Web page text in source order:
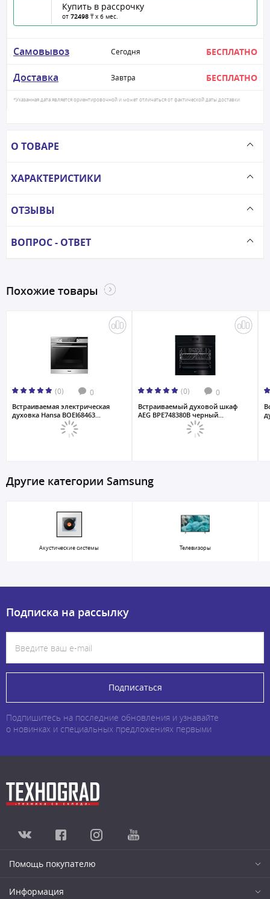
Купить в рассрочку
от 72498 ₸ x 6 мес.
Самовывоз Сегодня БЕСПЛАТНО
Доставка Завтра БЕСПЛАТНО
*Указанная дата является ориентировочной и может отличаться от фактической даты доставки
О ТОВАРЕ
ХАРАКТЕРИСТИКИ
ОТЗЫВЫ
ВОПРОС - ОТВЕТ
Похожие товары
(0) 0
Встраиваемая электрическая
духовка Hansa BOEI68463...
(0) 0
Встраиваемый духовой шкаф
AEG BPE748380B черный...
Другие категории Samsung
Акустические системы Телевизоры
Подписка на рассылку
Подписаться
Подпишитесь на последние обновления и узнавайте
о новинках и специальных предложениях первыми
Помощь покупателю
Информация